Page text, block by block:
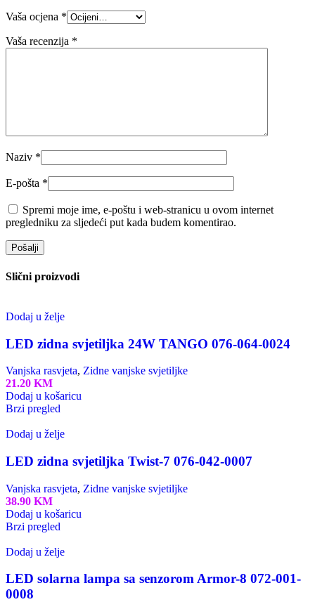
Vaša ocjena *
Vaša recenzija *
Naziv *
E-pošta *
Spremi moje ime, e-poštu i web-stranicu u ovom internet
pregledniku za sljedeći put kada budem komentirao.
Slični proizvodi
Dodaj u želje
LED zidna svjetiljka 24W TANGO 076-064-0024
Vanjska rasvjeta, Zidne vanjske svjetiljke
21.20 KM
Dodaj u košaricu
Brzi pregled
Dodaj u želje
LED zidna svjetiljka Twist-7 076-042-0007
Vanjska rasvjeta, Zidne vanjske svjetiljke
38.90 KM
Dodaj u košaricu
Brzi pregled
Dodaj u želje
LED solarna lampa sa senzorom Armor-8 072-001-
0008